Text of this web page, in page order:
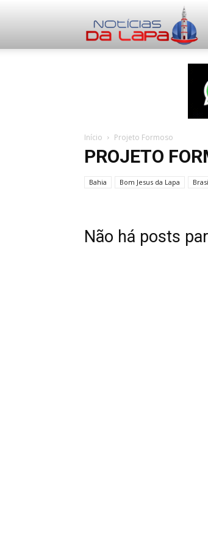
Início Projeto Formoso
PROJETO
Bahia Bom Jesus da Lapa
Não há posts